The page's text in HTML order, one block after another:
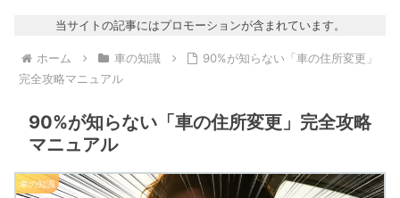
当サイトの記事にはプロモーションが含まれています。
ホーム 車の知識
90%が知らない「車の住所変更」
完全攻略マニュアル
90%が知らない「車の住所変更」完全攻略
マニュアル
車の知識